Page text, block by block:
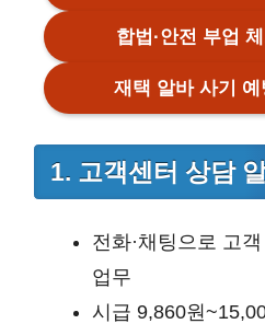
합법·안전 부업
재택 알바 사기
1. 고객센터 상담
전화·채팅으로 고
업무
시급 9,860원